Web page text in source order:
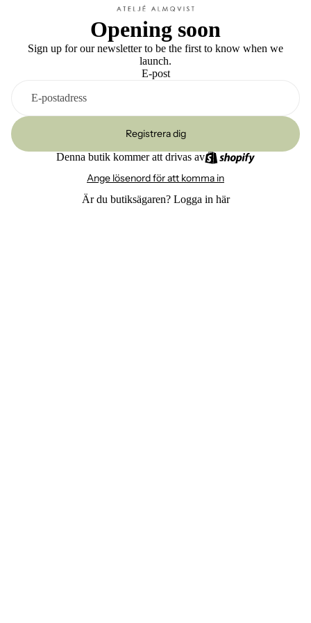
Opening soon
Sign up for our newsletter to be the first to know when we
launch.
E-post
Registrera dig
Denna butik kommer att drivas av
Ange lösenord för att komma in
Är du butiksägaren? Logga in här